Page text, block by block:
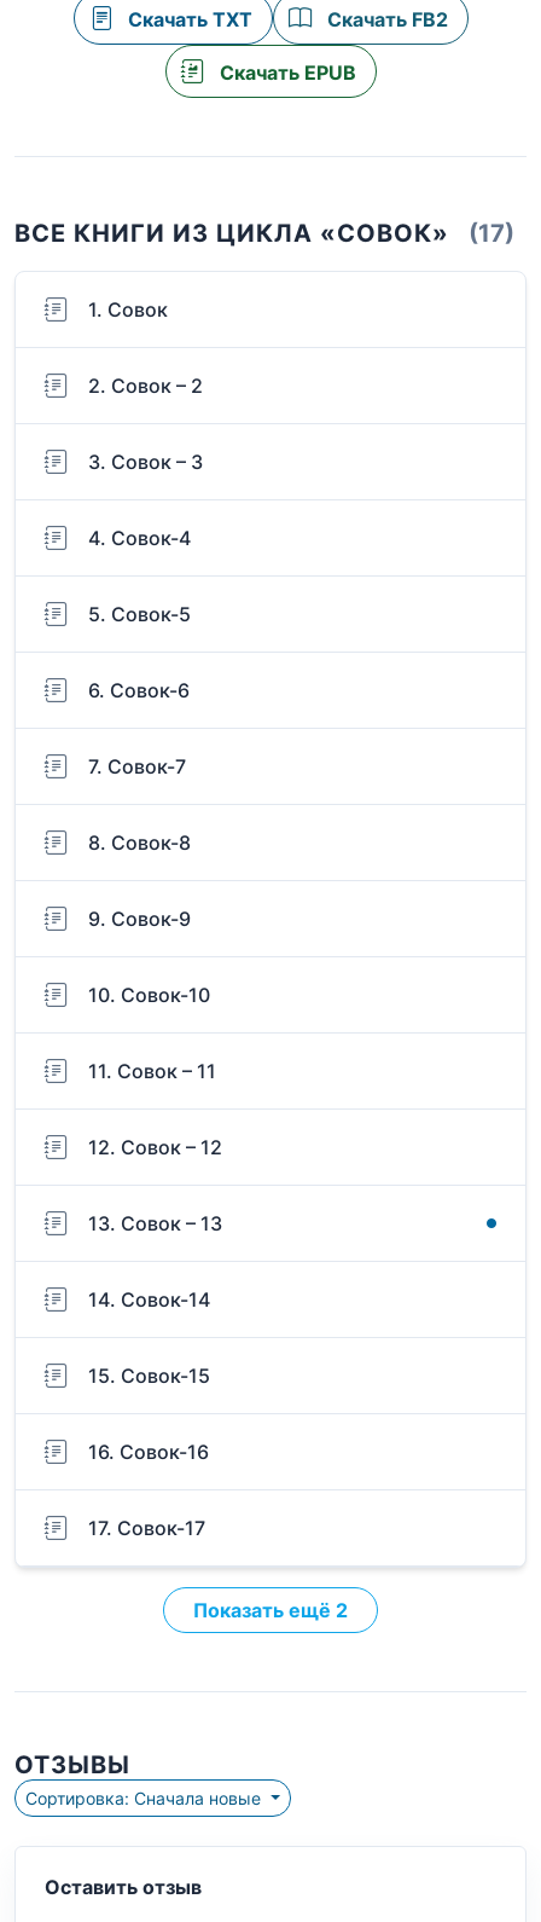
Скачать TXT Скачать FB2
Скачать EPUB
ВСЕ КНИГИ ИЗ ЦИКЛА «СОВОК» (17)
1. Совок
2. Совок – 2
3. Совок – 3
4. Совок-4
5. Совок-5
6. Совок-6
7. Совок-7
8. Совок-8
9. Совок-9
10. Совок-10
11. Совок – 11
12. Совок – 12
13. Совок – 13
14. Совок-14
15. Совок-15
16. Совок-16
17. Совок-17
Показать ещё 2
ОТЗЫВЫ
Сортировка: Сначала новые
Оставить отзыв